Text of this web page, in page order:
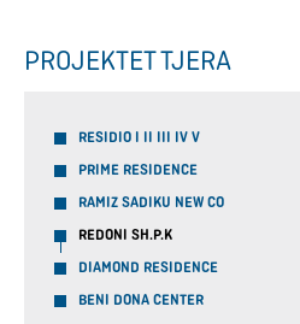
PROJEKTET TJERA
RESIDIO I II III IV V
PRIME RESIDENCE
RAMIZ SADIKU NEW CO
REDONI SH.P.K
DIAMOND RESIDENCE
BENI DONA CENTER